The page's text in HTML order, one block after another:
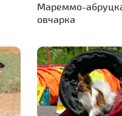
Мареммо-
овчарка